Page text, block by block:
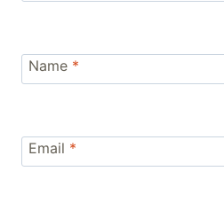
Name *
Email *